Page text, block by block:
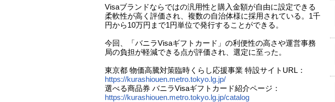
Visaブランドならではの汎用性と購入金額が自由に設定できる
柔軟性が高く評価され、複数の自治体様に採用されている。1千
円から10万円まで1円単位で発行することができる。
今回、「バニラVisaギフトカード」の利便性の高さや運営事務
局の負担が軽減できる点が評価され、選定に至った。
東京都 物価高騰対策臨時くらし応援事業 特設サイトURL：
https://kurashiouen.metro.tokyo.lg.jp/
選べる商品券 バニラVisaギフトカード紹介ページ：
https://kurashiouen.metro.tokyo.lg.jp/catalog